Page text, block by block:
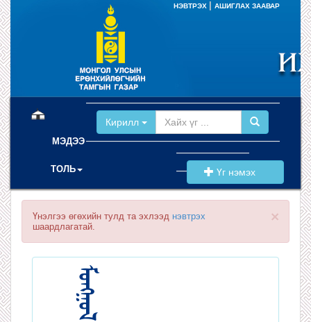
НЭВТРЭХ АШИГЛАХ ЗААВАР
МЭДЭЭ
ТОЛЬ
Кирилл
Үг нэмэх
×
Үнэлгээ өгөхийн тулд та эхлээд нэвтрэх
шаардлагатай.